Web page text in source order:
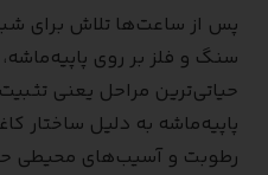
پس از ساعت‌ها تلاش برای
سنگ و فلز بر روی
حیاتی‌ترین مراحل یعنی
پاپیه‌ماشه به دلیل ساختار
رطوبت و آسیب‌های محیطی